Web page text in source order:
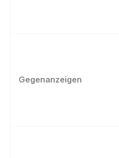
Gegenanzeigen